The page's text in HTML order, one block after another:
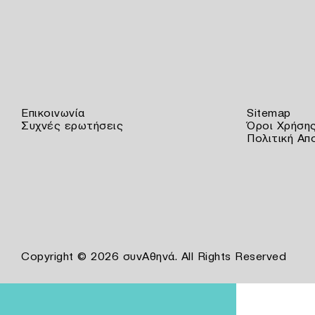
Επικοινωνία
Συχνές ερωτήσεις
Sitemap
Όροι
Πολιτική
Copyright © 2026 συνΑθηνά. All Rights Reserved